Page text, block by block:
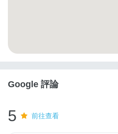
Google 評論
5 前往查看